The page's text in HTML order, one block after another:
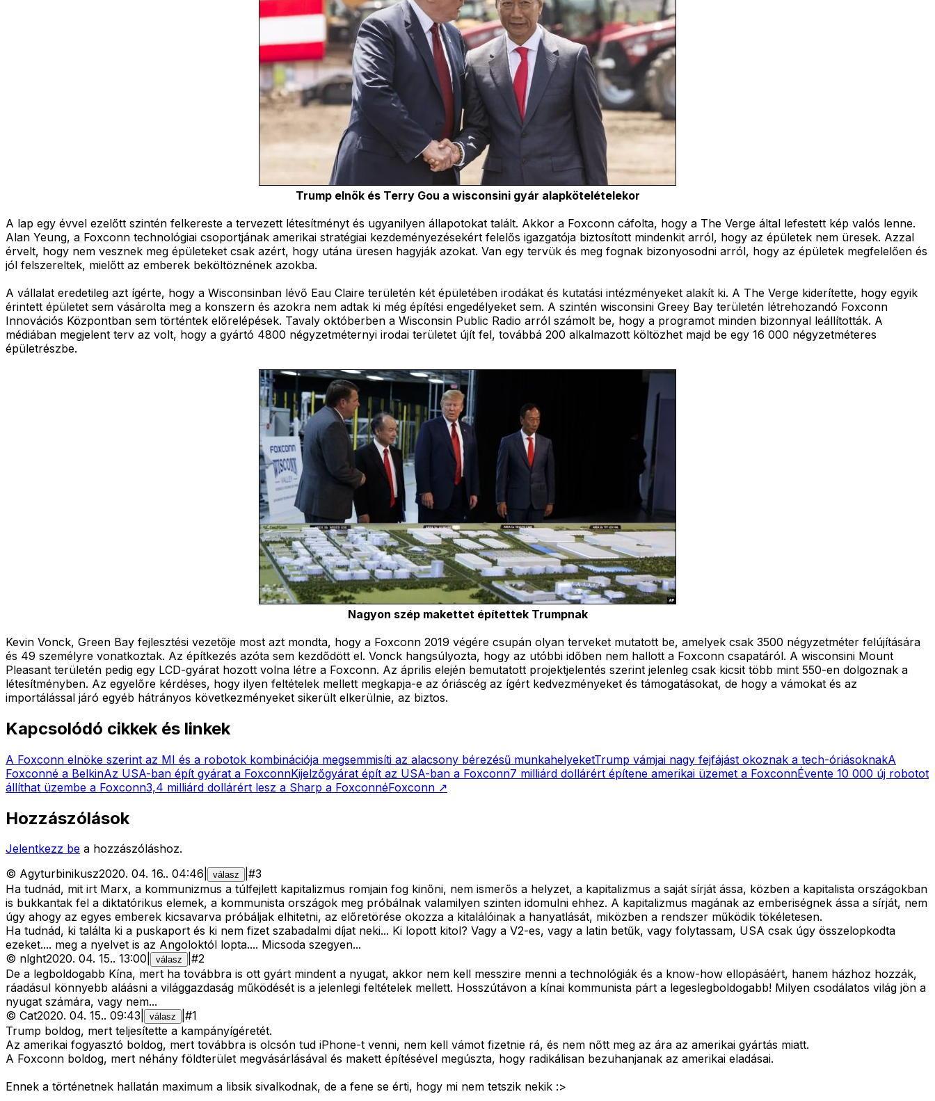
Trump elnök és Terry Gou a wisconsini gyár alapkötelételekor
A lap egy évvel ezelőtt szintén felkereste a tervezett létesítményt és ugyanilyen állapotokat talált. Akkor a Foxconn cáfolta, hogy a The Verge által lefestett kép valós lenne.
Alan Yeung, a Foxconn technológiai csoportjának amerikai stratégiai kezdeményezésekért felelős igazgatója biztosított mindenkit arról, hogy az épületek nem üresek. Azzal
érvelt, hogy nem vesznek meg épületeket csak azért, hogy utána üresen hagyják azokat. Van egy tervük és meg fognak bizonyosodni arról, hogy az épületek megfelelően és
jól felszereltek, mielőtt az emberek beköltöznének azokba.
A vállalat eredetileg azt ígérte, hogy a Wisconsinban lévő Eau Claire területén két épületében irodákat és kutatási intézményeket alakít ki. A The Verge kiderítette, hogy egyik
érintett épületet sem vásárolta meg a konszern és azokra nem adtak ki még építési engedélyeket sem. A szintén wisconsini Greey Bay területén létrehozandó Foxconn
Innovációs Központban sem történtek előrelépések. Tavaly októberben a Wisconsin Public Radio arról számolt be, hogy a programot minden bizonnyal leállították. A
médiában megjelent terv az volt, hogy a gyártó 4800 négyzetméternyi irodai területet újít fel, továbbá 200 alkalmazott költözhet majd be egy 16 000 négyzetméteres
épületrészbe.
Nagyon szép makettet építettek Trumpnak
Kevin Vonck, Green Bay fejlesztési vezetője most azt mondta, hogy a Foxconn 2019 végére csupán olyan terveket mutatott be, amelyek csak 3500 négyzetméter felújítására
és 49 személyre vonatkoztak. Az építkezés azóta sem kezdődött el. Vonck hangsúlyozta, hogy az utóbbi időben nem hallott a Foxconn csapatáról. A wisconsini Mount
Pleasant területén pedig egy LCD-gyárat hozott volna létre a Foxconn. Az április elején bemutatott projektjelentés szerint jelenleg csak kicsit több mint 550-en dolgoznak a
létesítményben. Az egyelőre kérdéses, hogy ilyen feltételek mellett megkapja-e az óriáscég az ígért kedvezményeket és támogatásokat, de hogy a vámokat és az
importálással járó egyéb hátrányos következményeket sikerült elkerülnie, az biztos.
Kapcsolódó cikkek és linkek
A Foxconn elnöke szerint az MI és a robotok kombinációja megsemmisíti az alacsony bérezésű munkahelyeketTrump vámjai nagy fejfájást okoznak a tech-óriásoknakA
Foxconné a BelkinAz USA-ban épít gyárat a FoxconnKijelzőgyárat épít az USA-ban a Foxconn7 milliárd dollárért építene amerikai üzemet a FoxconnÉvente 10 000 új robotot
állíthat üzembe a Foxconn3,4 milliárd dollárért lesz a Sharp a FoxconnéFoxconn ↗
Hozzászólások
Jelentkezz be a hozzászóláshoz.
© Agyturbinikusz2020. 04. 16.. 04:46 válasz #3
Ha tudnád, mit irt Marx, a kommunizmus a túlfejlett kapitalizmus romjain fog kinőni, nem ismerős a helyzet, a kapitalizmus a saját sírját ássa, közben a kapitalista országokban
is bukkantak fel a diktatórikus elemek, a kommunista országok meg próbálnak valamilyen szinten idomulni ehhez. A kapitalizmus magának az emberiségnek ássa a sírját, nem
úgy ahogy az egyes emberek kicsavarva próbáljak elhitetni, az előretörése okozza a kitalálóinak a hanyatlását, miközben a rendszer működik tökéletesen.
Ha tudnád, ki találta ki a puskaport és ki nem fizet szabadalmi díjat neki... Ki lopott kitol? Vagy a V2-es, vagy a latin betűk, vagy folytassam, USA csak úgy összelopkodta
ezeket.... meg a nyelvet is az Angoloktól lopta.... Micsoda szegyen...
© nlght2020. 04. 15.. 13:00 válasz #2
De a legboldogabb Kína, mert ha továbbra is ott gyárt mindent a nyugat, akkor nem kell messzire menni a technológiák és a know-how ellopásáért, hanem házhoz hozzák,
ráadásul könnyebb aláásni a világgazdaság működését is a jelenlegi feltételek mellett. Hosszútávon a kínai kommunista párt a legeslegboldogabb! Milyen csodálatos világ jön a
nyugat számára, vagy nem...
© Cat2020. 04. 15.. 09:43 válasz #1
Trump boldog, mert teljesítette a kampányígéretét.
Az amerikai fogyasztó boldog, mert továbbra is olcsón tud iPhone-t venni, nem kell vámot fizetnie rá, és nem nőtt meg az ára az amerikai gyártás miatt.
A Foxconn boldog, mert néhány földterület megvásárlásával és makett építésével megúszta, hogy radikálisan bezuhanjanak az amerikai eladásai.
Ennek a történetnek hallatán maximum a libsik sivalkodnak, de a fene se érti, hogy mi nem tetszik nekik :>